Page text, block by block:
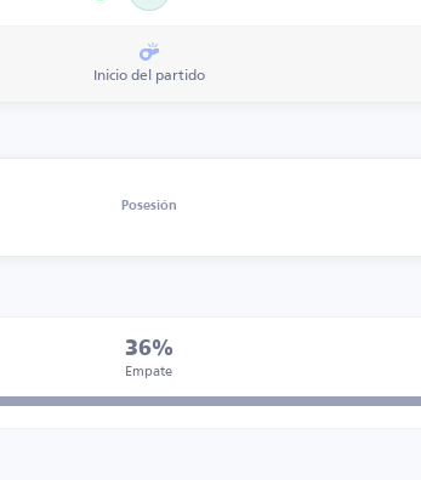
Inicio del partido
Posesión
36%
Empate